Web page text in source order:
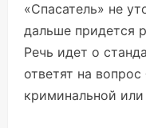
«Спасатель» не
дальше придется
Речь идет о
ответят на
криминальной